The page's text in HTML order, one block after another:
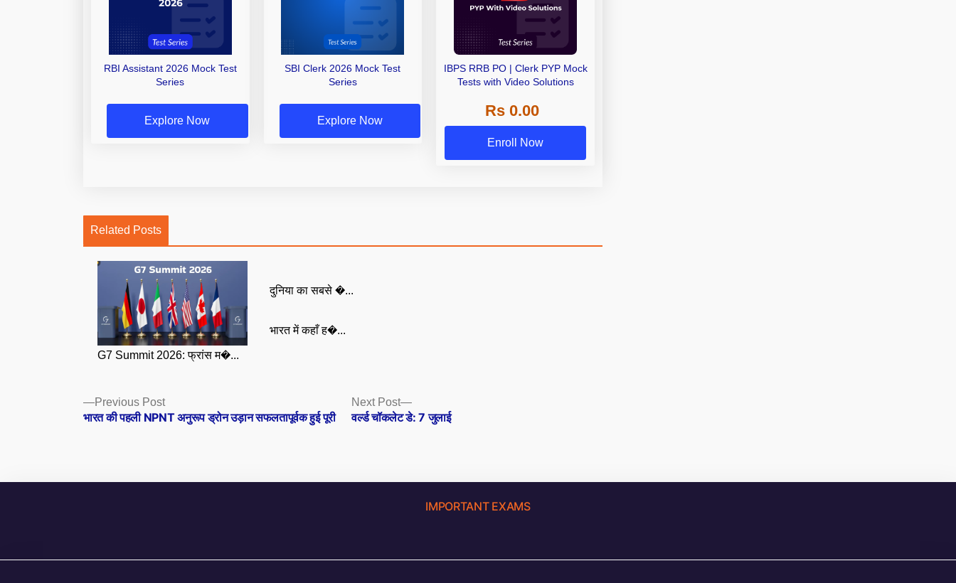
RBI Assistant 2026 Mock Test
Series
Explore Now
SBI Clerk 2026 Mock Test
Series
Explore Now
IBPS RRB PO | Clerk PYP Mock
Tests with Video Solutions
Rs 0.00
Enroll Now
Related Posts
G7 Summit 2026: फ्रांस म�...
दुनिया का सबसे �...
भारत में कहाँ ह�...
Posts
navigation
Previous PostPrevious
post:
भारत की पहली NPNT अनुरूप ड्रोन उड़ान सफलतापूर्वक हुई पूरी
Next Post
Next
post:
वर्ल्ड चॉकलेट डे: 7 जुलाई
IMPORTANT EXAMS